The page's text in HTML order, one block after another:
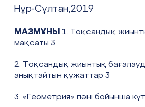
Нұсқау:
Нұр-Сұлтан,2019
МАЗМҰНЫ 1. Тоқсандық
мақсаты 3
2. Тоқсандық жиынтық
анықтайтын құжаттар 3
3. «Геометрия» пәні бойынша